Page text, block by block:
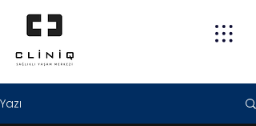
Yazı